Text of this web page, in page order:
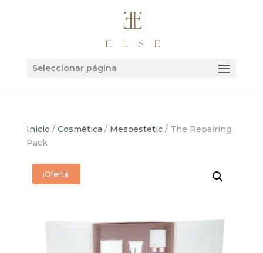
Seleccionar página
Inicio / Cosmética / Mesoestetic/ The Repairing
Pack
¡Oferta!